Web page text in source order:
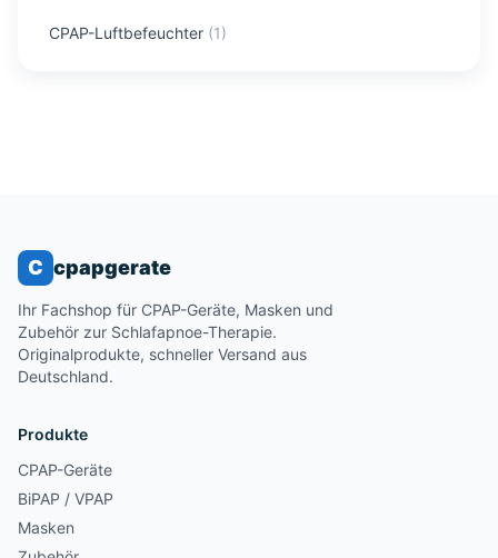
CPAP-Luftbefeuchter (1)
C cpapgerate
Ihr Fachshop für CPAP-Geräte, Masken und
Zubehör zur Schlafapnoe-Therapie.
Originalprodukte, schneller Versand aus
Deutschland.
Produkte
CPAP-Geräte
BiPAP / VPAP
Masken